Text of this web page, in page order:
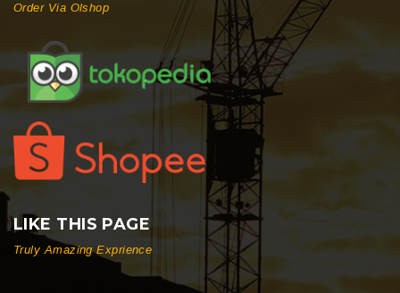
Order Via Olshop
LIKE THIS PAGE
Truly Amazing Exprience